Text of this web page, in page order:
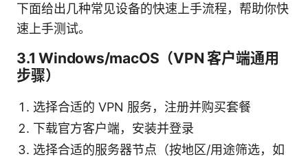
下面给出几种常见设备的快速上手流程，帮助你快
速上手测试。
3.1 Windows/macOS（VPN 客户端通用
步骤）
选择合适的 VPN 服务，注册并购买套餐
下载官方客户端，安装并登录
选择合适的服务器节点（按地区/用途筛选，如